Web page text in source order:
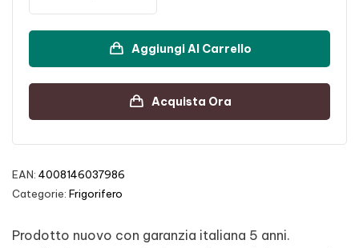
Aggiungi Al Carrello
Acquista Ora
EAN: 4008146037986
Categorie: Frigorifero
Prodotto nuovo con garanzia italiana 5 anni.